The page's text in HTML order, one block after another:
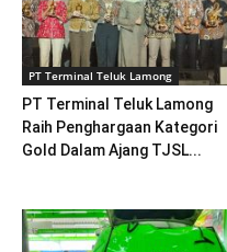
PT Terminal Teluk Lamong
PT Terminal Teluk Lamong
Raih Penghargaan Kategori
Gold Dalam Ajang TJSL...